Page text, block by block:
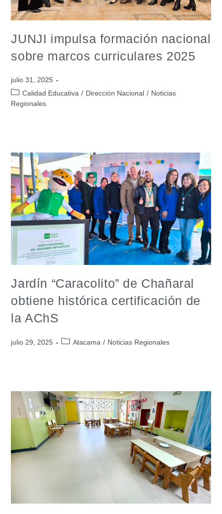
JUNJI impulsa formación nacional
sobre marcos curriculares 2025
julio 31, 2025
Calidad Educativa / Dirección Nacional / Noticias
Regionales
Jardín “Caracolito” de Chañaral
obtiene histórica certificación de
la AChS
julio 29, 2025 Atacama / Noticias Regionales